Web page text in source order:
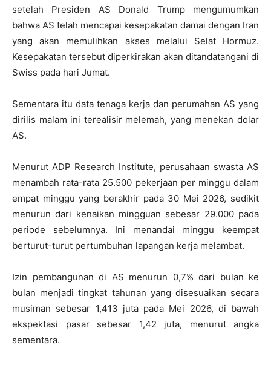
setelah Presiden AS Donald Trump mengumumkan
bahwa AS telah mencapai kesepakatan damai dengan Iran
yang akan memulihkan akses melalui Selat Hormuz.
Kesepakatan tersebut diperkirakan akan ditandatangani di
Swiss pada hari Jumat.
Sementara itu data tenaga kerja dan perumahan AS yang
dirilis malam ini terealisir melemah, yang menekan dolar
AS.
Menurut ADP Research Institute, perusahaan swasta AS
menambah rata-rata 25.500 pekerjaan per minggu dalam
empat minggu yang berakhir pada 30 Mei 2026, sedikit
menurun dari kenaikan mingguan sebesar 29.000 pada
periode sebelumnya. Ini menandai minggu keempat
berturut-turut pertumbuhan lapangan kerja melambat.
Izin pembangunan di AS menurun 0,7% dari bulan ke
bulan menjadi tingkat tahunan yang disesuaikan secara
musiman sebesar 1,413 juta pada Mei 2026, di bawah
ekspektasi pasar sebesar 1,42 juta, menurut angka
sementara.